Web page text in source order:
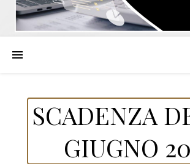
SCADENZA
GIUGNO